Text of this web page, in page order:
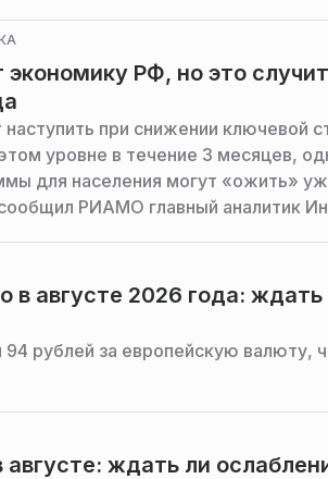
экономику РФ, но это
при снижении ключевой
уровне в течение 3 месяцев,
для населения могут «ожить»
РИАМО главный аналитик
в августе 2026 года: ждать
рублей за европейскую валюту,
ждать ли